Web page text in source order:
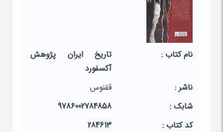
نام کتاب :
تاریخ ایران پژوهش
آکسفورد
ناشر :
ققنوس
شابک :
9786002784858
کد کتاب :
284613